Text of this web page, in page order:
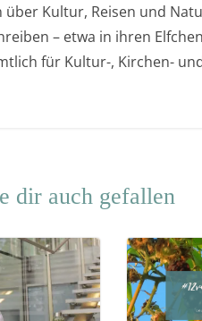
über Kultur, Reisen und
– etwa in ihren
für Kultur-, Kirchen-
dir auch gefallen